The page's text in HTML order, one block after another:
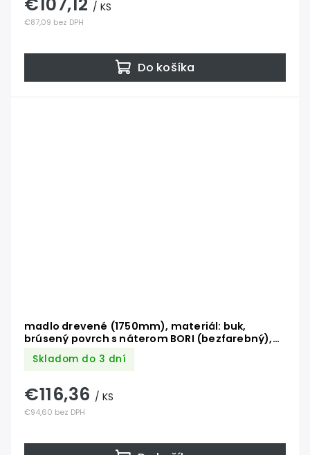
€87,09 bez DPH
/ KS
Do košíka
madlo drevené (1750mm), materiál: buk,
brúsený povrch s náterom BORI (bezfarebný),
set: 3 ks úchyt, madlo s nerezovým ukončením
Skladom do 3 dní
€94,60 bez DPH
€116,36 / KS